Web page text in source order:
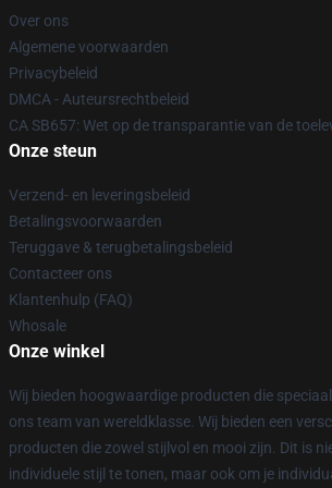
Over ons
Algemene voorwaarden
Privacybeleid
DMCA - Auteursrechtbeleid
CA SB657: Wet op de transparantie van de
Onze steun
Verzend- en leveringsbeleid
Betalingsvoorwaarden
Teruggave & terugbetalingsbeleid
Contacteer ons
Klantenhulp (FAQ)
Whosale
Onze winkel
Wij bieden hoogwaardige producten die
ons team van wereldklasse. Wij bieden een
producten die zowel stijlvol en mooi zijn. Dit is
individuele stijl te tonen, maar ook om je